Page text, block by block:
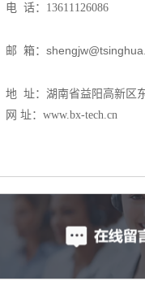
话： 13611126086
箱：
址：湖南省益阳高新区
址：www.bx-tech.cn